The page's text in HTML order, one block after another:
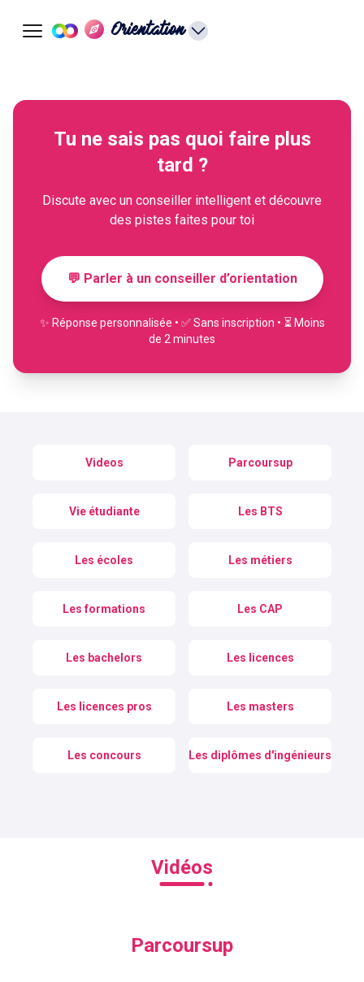
Orientation
Tu ne sais pas quoi faire plus
tard ?
Discute avec un conseiller intelligent et découvre
des pistes faites pour toi
💬 Parler à un conseiller d’orientation
✨ Réponse personnalisée • ✅ Sans inscription • ⏳ Moins
de 2 minutes
Videos Parcoursup
Vie étudiante Les BTS
Les écoles Les métiers
Les formations Les CAP
Les bachelors Les licences
Les licences pros Les masters
Les concours Les diplômes d'ingénieurs
Vidéos
Parcoursup